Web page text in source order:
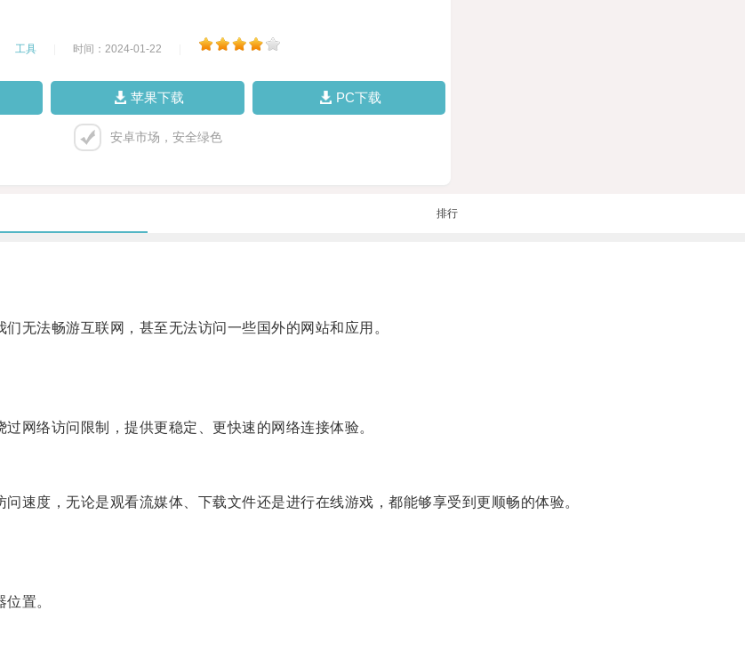
工具 时间：2024-01-22
苹果下载 PC下载
安卓市场，安全绿色
排行
法畅游互联网，甚至无法访问一些国外的网站和应用。
络访问限制，提供更稳定、更快速的网络连接体验。
度，无论是观看流媒体、下载文件还是进行在线游戏，都能够享受到更顺畅的体验。
置。